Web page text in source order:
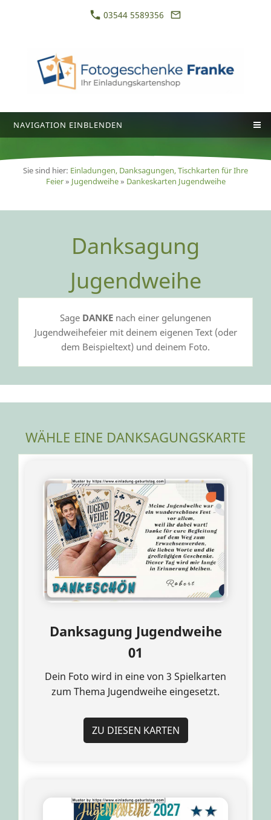
03544 5589356
NAVIGATION EINBLENDEN
Sie sind hier: Einladungen, Danksagungen, Tischkarten für Ihre
Feier» Jugendweihe» Dankeskarten Jugendweihe
Danksagung
Jugendweihe
Sage DANKE nach einer gelungenen
Jugendweihefeier mit deinem eigenen Text (oder
dem Beispieltext) und deinem Foto.
WÄHLE EINE DANKSAGUNGSKARTE
Danksagung Jugendweihe
01
Dein Foto wird in eine von 3 Spielkarten
zum Thema Jugendweihe eingesetzt.
ZU DIESEN KARTEN